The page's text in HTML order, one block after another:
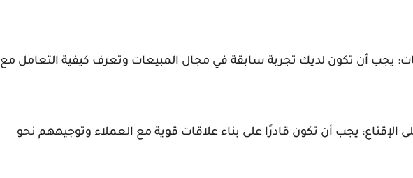
يجب أن تكون لديك تجربة سابقة في مجال المبيعات وتعرف كيفية التعامل مع
الإقناع: يجب أن تكون قادرًا على بناء علاقات قوية مع العملاء وتوجيههم نحو